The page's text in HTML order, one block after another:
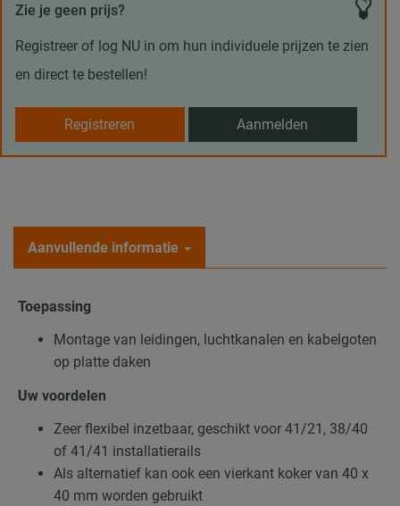
Zie je geen prijs?
Registreer of log NU in om hun individuele prijzen te zien
en direct te bestellen!
Registreren Aanmelden
Aanvullende informatie
Toepassing
Montage van leidingen, luchtkanalen en kabelgoten
op platte daken
Uw voordelen
Zeer flexibel inzetbaar, geschikt voor 41/21, 38/40
of 41/41 installatierails
Als alternatief kan ook een vierkant koker van 40 x
40 mm worden gebruikt